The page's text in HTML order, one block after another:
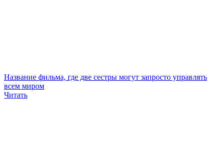
Название фильма, где две сестры могут запросто управлять
всем миром
Читать